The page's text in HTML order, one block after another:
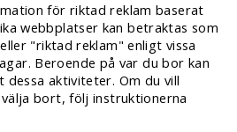
för riktad reklam baserat
webbplatser kan betraktas som
"riktad reklam" enligt vissa
Beroende på var du bor kan
aktiviteter. Om du vill
bort, följ instruktionerna